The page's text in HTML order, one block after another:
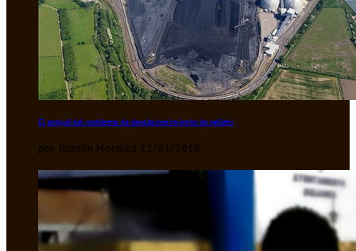
El porqué del problema de desabastecimiento de pellets
por Ramón Morales 21/01/2019